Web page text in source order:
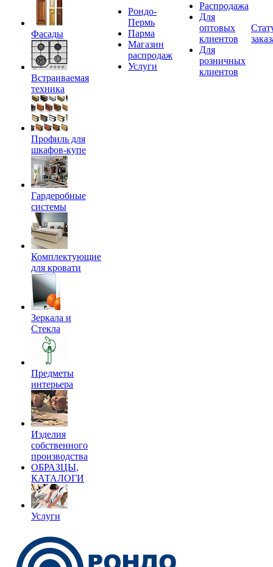
Фасады
Встраиваемая
техника
Профиль для
шкафов-купе
Гардеробные
системы
Комплектующие
для кровати
Зеркала и
Стекла
Предметы
интерьера
Изделия
собственного
производства
ОБРАЗЦЫ,
КАТАЛОГИ
Услуги
Рондо-
Пермь
Парма
Магазин
распродаж
Услуги
Распродажа
Для
оптовых
клиентов
Для
розничных
клиентов